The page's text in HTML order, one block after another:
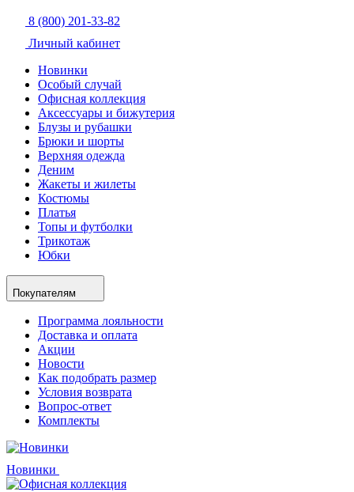
8 (800) 201-33-82
Личный кабинет
Новинки
Особый случай
Офисная коллекция
Аксессуары и бижутерия
Блузы и рубашки
Брюки и шорты
Верхняя одежда
Деним
Жакеты и жилеты
Костюмы
Платья
Топы и футболки
Трикотаж
Юбки
Покупателям
Программа лояльности
Доставка и оплата
Акции
Новости
Как подобрать размер
Условия возврата
Вопрос-ответ
Комплекты
Новинки